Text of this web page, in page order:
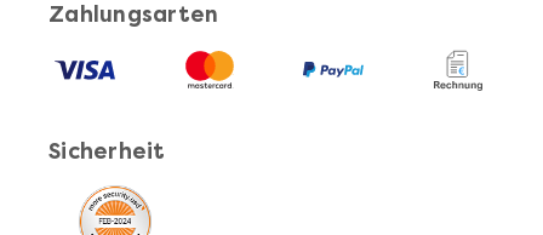
Zahlungsarten
Sicherheit